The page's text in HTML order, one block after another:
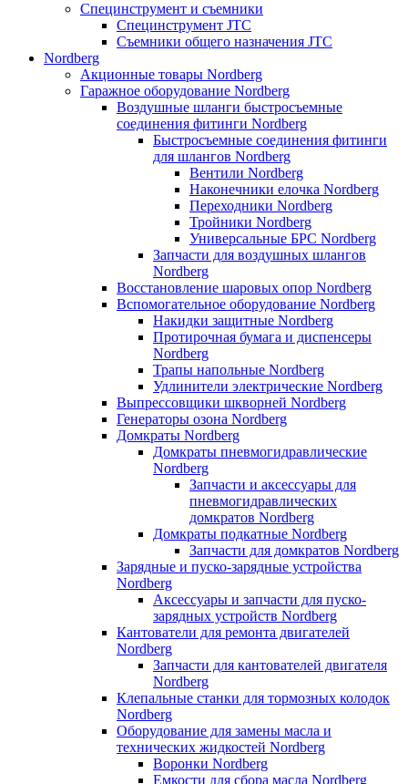
Специнструмент и съемники
Специнструмент JTC
Съемники общего назначения JTC
Nordberg
Акционные товары Nordberg
Гаражное оборудование Nordberg
Воздушные шланги быстросъемные
соединения фитинги Nordberg
Быстросъемные соединения фитинги
для шлангов Nordberg
Вентили Nordberg
Наконечники елочка Nordberg
Переходники Nordberg
Тройники Nordberg
Универсальные БРС Nordberg
Запчасти для воздушных шлангов
Nordberg
Восстановление шаровых опор Nordberg
Вспомогательное оборудование Nordberg
Накидки защитные Nordberg
Протирочная бумага и диспенсеры
Nordberg
Трапы напольные Nordberg
Удлинители электрические Nordberg
Выпрессовщики шкворней Nordberg
Генераторы озона Nordberg
Домкраты Nordberg
Домкраты пневмогидравлические
Nordberg
Запчасти и аксессуары для
пневмогидравлических
домкратов Nordberg
Домкраты подкатные Nordberg
Запчасти для домкратов Nordberg
Зарядные и пуско-зарядные устройства
Nordberg
Аксессуары и запчасти для пуско-
зарядных устройств Nordberg
Кантователи для ремонта двигателей
Nordberg
Запчасти для кантователей двигателя
Nordberg
Клепальные станки для тормозных колодок
Nordberg
Оборудование для замены масла и
технических жидкостей Nordberg
Воронки Nordberg
Емкости для сбора масла Nordberg